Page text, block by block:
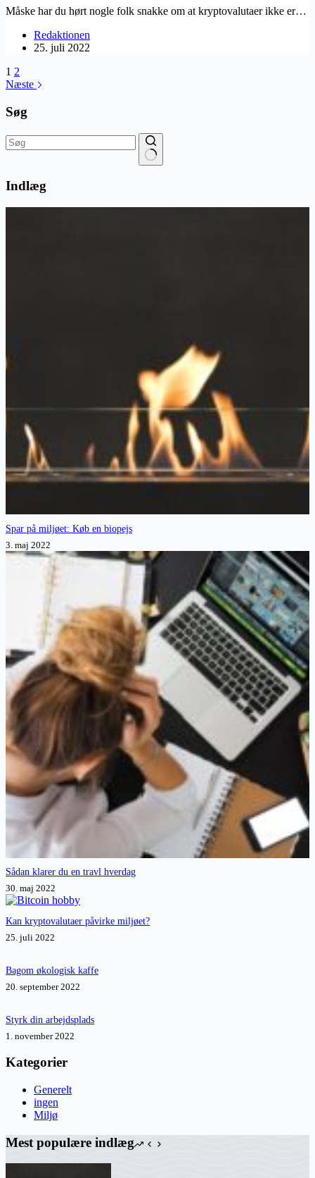
Måske har du hørt nogle folk snakke om at kryptovalutaer ikke er…
Redaktionen
25. juli 2022
1 2
Næste
Søg
resultater
Indlæg
Spar på miljøet: Køb en biopejs
3. maj 2022
Sådan klarer du en travl hverdag
30. maj 2022
Kan kryptovalutaer påvirke miljøet?
25. juli 2022
Bagom økologisk kaffe
20. september 2022
Styrk din arbejdsplads
1. november 2022
Kategorier
Generelt
ingen
Miljø
Mest populære indlæg